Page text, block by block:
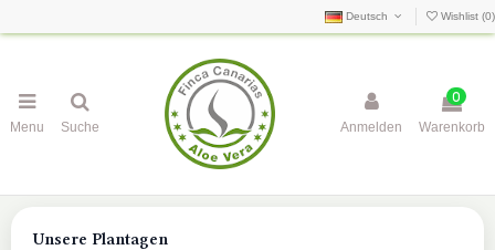
Deutsch Wishlist (0)
Menu Suche Anmelden
0
Warenkorb
Unsere Plantagen